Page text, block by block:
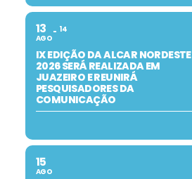
13
AGO
14
IX EDIÇÃO DA ALCAR NORDESTE
2026 SERÁ REALIZADA EM
JUAZEIRO E REUNIRÁ
PESQUISADORES DA
COMUNICAÇÃO
15
AGO